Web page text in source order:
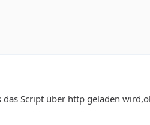
Script über http geladen